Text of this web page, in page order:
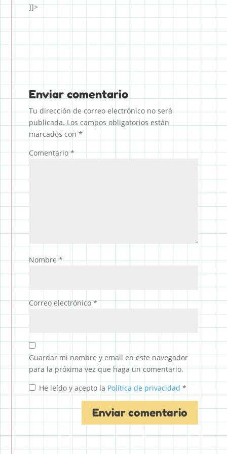
]]>
Enviar comentario
Tu dirección de correo electrónico no será
publicada. Los campos obligatorios están
marcados con *
Comentario*
Nombre*
Correo electrónico*
Guardar mi nombre y email en este navegador
para la próxima vez que haga un comentario.
He leído y acepto la Política de privacidad *